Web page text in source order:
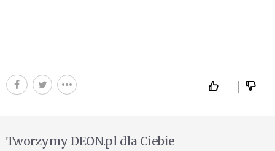
Tworzymy DEON.pl dla Ciebie